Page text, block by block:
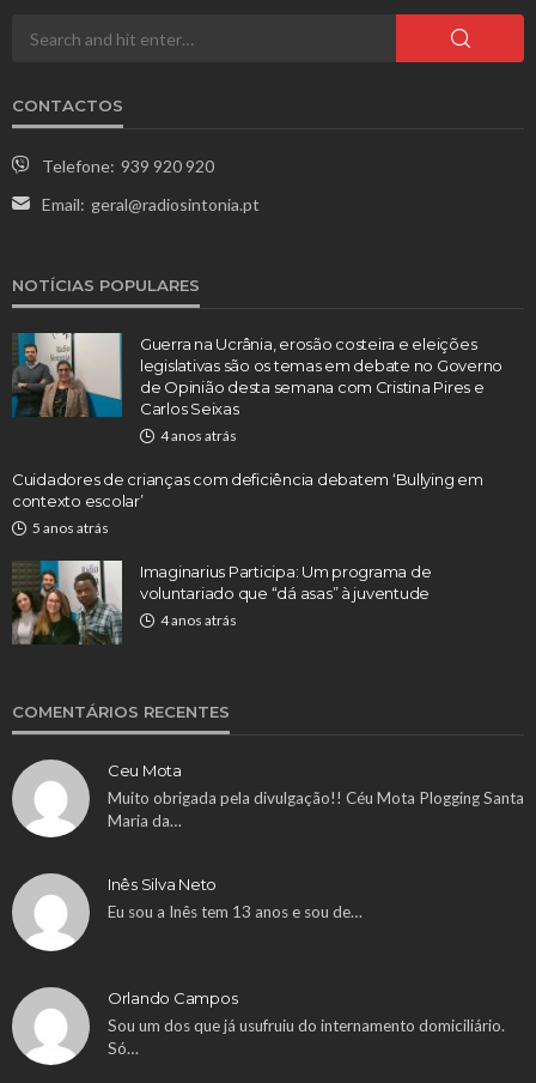
CONTACTOS
Telefone: 939 920 920
Email: geral@radiosintonia.pt
NOTÍCIAS POPULARES
Guerra na Ucrânia, erosão costeira e eleições
legislativas são os temas em debate no Governo
de Opinião desta semana com Cristina Pires e
Carlos Seixas
4 anos atrás
Cuidadores de crianças com deficiência debatem ‘Bullying em
contexto escolar’
5 anos atrás
Imaginarius Participa: Um programa de
voluntariado que “dá asas” à juventude
4 anos atrás
COMENTÁRIOS RECENTES
Ceu Mota
Muito obrigada pela divulgação!! Céu Mota Plogging Santa
Maria da…
Inês Silva Neto
Eu sou a Inês tem 13 anos e sou de…
Orlando Campos
Sou um dos que já usufruiu do internamento domiciliário.
Só…